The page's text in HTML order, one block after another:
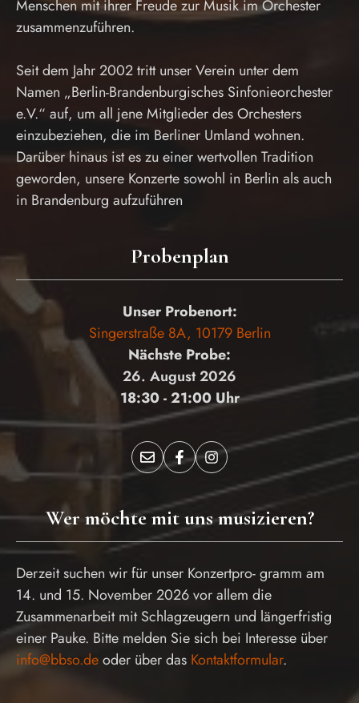
Menschen mit ihrer Freude zur Musik im Orchester
zusammenzuführen.
Seit dem Jahr 2002 tritt unser Verein unter dem
Namen „Berlin-Brandenburgisches Sinfonieorchester
e.V.“ auf, um all jene Mitglieder des Orchesters
einzubeziehen, die im Berliner Umland wohnen.
Darüber hinaus ist es zu einer wertvollen Tradition
geworden, unsere Konzerte sowohl in Berlin als auch
in Brandenburg aufzuführen
Probenplan
Unser Probenort:
Singerstraße 8A, 10179 Berlin
Nächste Probe:
26. August 2026
18:30 - 21:00 Uhr
Wer möchte mit uns musizieren?
Derzeit suchen wir für unser Konzertpro- gramm am
14. und 15. November 2026 vor allem die
Zusammenarbeit mit Schlagzeugern und längerfristig
einer Pauke. Bitte melden Sie sich bei Interesse über
info@bbso.deoder über das Kontaktformular.